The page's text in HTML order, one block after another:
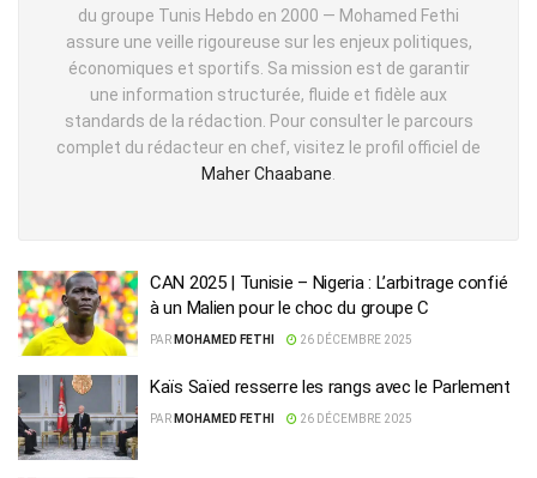
du groupe Tunis Hebdo en 2000 — Mohamed Fethi
assure une veille rigoureuse sur les enjeux politiques,
économiques et sportifs. Sa mission est de garantir
une information structurée, fluide et fidèle aux
standards de la rédaction. Pour consulter le parcours
complet du rédacteur en chef, visitez le profil officiel de
Maher Chaabane
CAN 2025 | Tunisie – Nigeria : L’arbitrage confié
à un Malien pour le choc du groupe C
PAR MOHAMED FETHI 26 DÉCEMBRE 2025
Kaïs Saïed resserre les rangs avec le Parlement
PAR MOHAMED FETHI 26 DÉCEMBRE 2025